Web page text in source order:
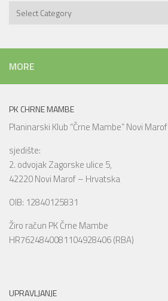
Objave
MORE
PK CHRNE MAMBE
Planinarski Klub “Črne Mambe” Novi Marof
sjedište:
2. odvojak Zagorske ulice 5,
42220 Novi Marof – Hrvatska
OIB: 12840125831
Žiro račun PK Črne Mambe
HR7624840081104928406 (RBA)
UPRAVLJANJE